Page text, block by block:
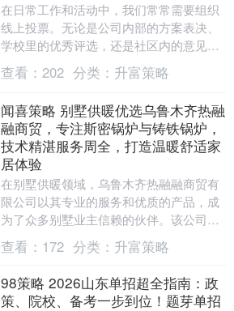
在日常工作和活动中，我们常常需要组织
线上投票。无论是公司内部的方案表决、
学校里的优秀评选，还是社区内的意见征
集，一个称手的工具至关重要。面对众多
选择，“投票加加....
查看： 202 分类： 升富策略
闻喜策略 别墅供暖优选乌鲁木齐热融
融商贸，专注斯密锅炉与铸铁锅炉，
技术精湛服务周全，打造温暖舒适家
居体验
在别墅供暖领域，乌鲁木齐热融融商贸有
限公司以其专业的服务和优质的产品，成
为了众多别墅业主信赖的伙伴。该公司深
耕别墅供暖市场，专注于斯密锅炉及别墅
铸铁锅炉的供应与....
查看： 172 分类： 升富策略
98策略 2026山东单招超全指南：政
策、院校、备考一步到位！题芽单招